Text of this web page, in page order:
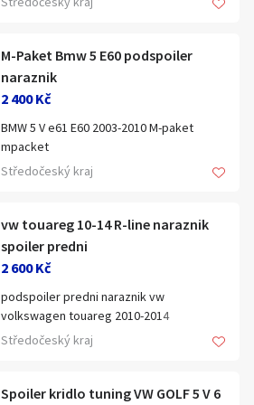
povrchovou úpravu lakováním NEBO se
sprejem. Výrobek je dodáván v základní
černé barvě nove nepouzite Můžu poslat
M-Paket Bmw 5 E60 podspoiler
naraznik
2 400 Kč
BMW 5 V e61 E60 2003-2010 M-paket
mpacket
Spoiler podspoiler na predni naraznik
tuning pod spoiler kryt spodniho dolniho
do predniho narazniku hatcback sedan
dlouha kratka verze lizatko plast kryt
bodykit spojlery podnarazniky lista na
Středočeský kraj
vw touareg 10-14 R-line naraznik
spoiler predni
2 600 Kč
podspoiler predni naraznik vw
volkswagen touareg 2010-2014
predfacelift r-line rline r line look pasuje
Středočeský kraj
Spoiler kridlo tuning VW GOLF 5 V 6